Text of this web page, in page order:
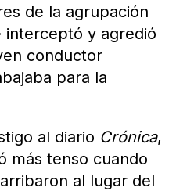
de la agrupación
interceptó y agredió
conductor
para la
al diario Crónica,
más tenso cuando
al lugar del